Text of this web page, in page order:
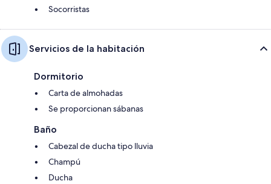
Socorristas
Servicios de la habitación
Dormitorio
Carta de almohadas
Se proporcionan sábanas
Baño
Cabezal de ducha tipo lluvia
Champú
Ducha